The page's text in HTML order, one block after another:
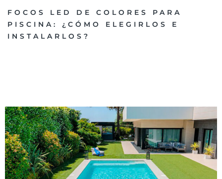
FOCOS LED DE COLORES PARA
PISCINA: ¿CÓMO ELEGIRLOS E
INSTALARLOS?